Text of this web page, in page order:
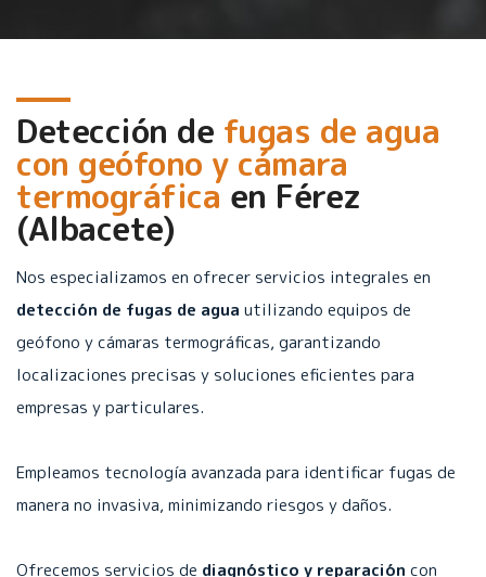
Detección de fugas de agua
con geófono y cámara
termográficaen Férez
(Albacete)
Nos especializamos en ofrecer servicios integrales en
detección de fugas de agua utilizando equipos de
geófono y cámaras termográficas, garantizando
localizaciones precisas y soluciones eficientes para
empresas y particulares.
Empleamos tecnología avanzada para identificar fugas de
manera no invasiva, minimizando riesgos y daños.
Ofrecemos servicios de diagnóstico y reparación con